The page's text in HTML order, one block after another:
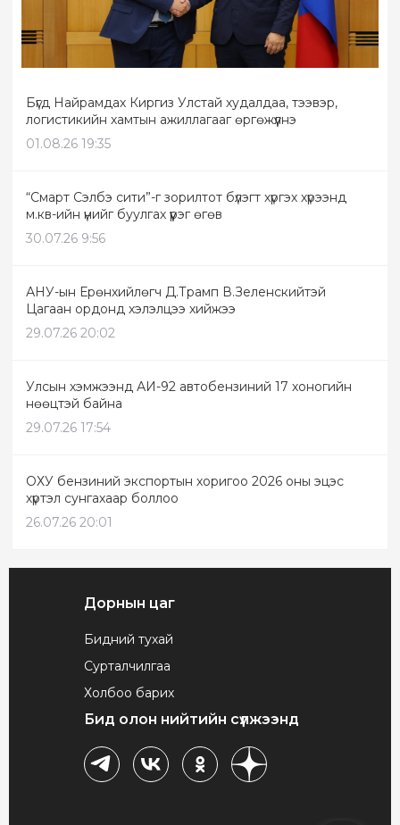
Бүгд Найрамдах Киргиз Улстай худалдаа, тээвэр,
логистикийн хамтын ажиллагааг өргөжүүлнэ
01.08.26 19:35
“Смарт Сэлбэ сити”-г зорилтот бүлэгт хүргэх хүрээнд
м.кв-ийн үнийг буулгах үүрэг өгөв
30.07.26 9:56
АНУ-ын Ерөнхийлөгч Д.Трамп В.Зеленскийтэй
Цагаан ордонд хэлэлцээ хийжээ
29.07.26 20:02
Улсын хэмжээнд АИ-92 автобензиний 17 хоногийн
нөөцтэй байна
29.07.26 17:54
ОХУ бензиний экспортын хоригоо 2026 оны эцэс
хүртэл сунгахаар боллоо
26.07.26 20:01
Дорнын цаг
Бидний тухай
Сурталчилгаа
Холбоо барих
Бид олон нийтийн сүлжээнд